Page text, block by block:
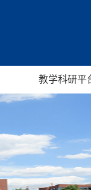
教学科研平